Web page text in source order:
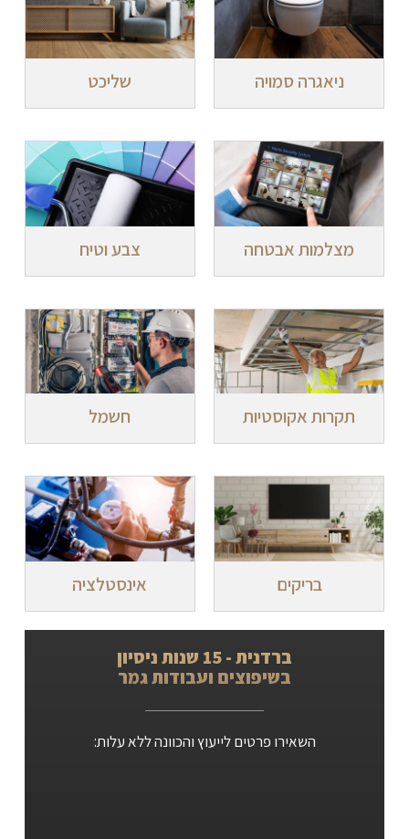
ניאגרה סמויה שליכט
מצלמות אבטחה צבע וטיח
תקרות אקוסטיות חשמל
בריקים אינסטלציה
ברדנית - 15 שנות ניסיון
בשיפוצים ועבודות גמר
השאירו פרטים לייעוץ והכוונה ללא עלות: